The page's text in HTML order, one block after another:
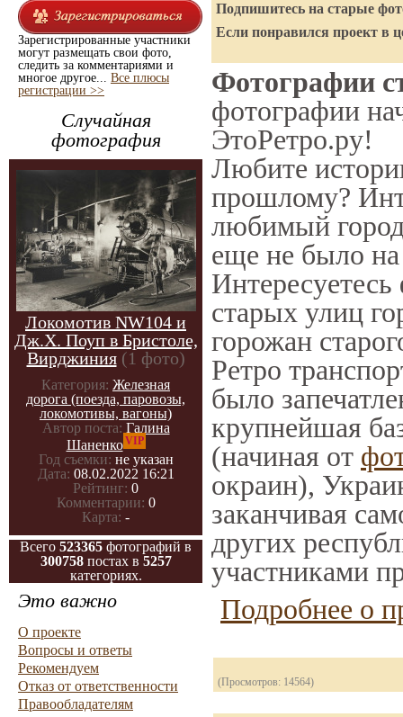
Зарегистрированные участники
могут размещать свои фото,
следить за комментариями и
многое другое... Все плюсы
регистрации >>
Случайная
фотография
Локомотив NW104 и
Дж.Х. Поуп в Бристоле,
Вирджиния (1 фото)
Категория: Железная
дорога (поезда, паровозы,
локомотивы, вагоны)
Автор поста: Галина
ШаненкоVIP
Год съемки: не указан
Дата: 08.02.2022 16:21
Рейтинг: 0
Комментарии: 0
Карта: -
Всего 523365 фотографий в
300758постах в 5257
категориях.
Это важно
О проекте
Вопросы и ответы
Рекомендуем
Отказ от ответственности
Правообладателям
Подпишитесь на старые
Если понравился проект в
Фотографии
фотографии
ЭтоРетро.ру!
Любите
прошлому?
любимый
еще не было на
Интересуетесь
старых улиц
горожан
Ретро
было
крупнейшая
(начиная от
окраин),
заканчивая
других
участниками
Подробнее о
(Просмотров: 14564)